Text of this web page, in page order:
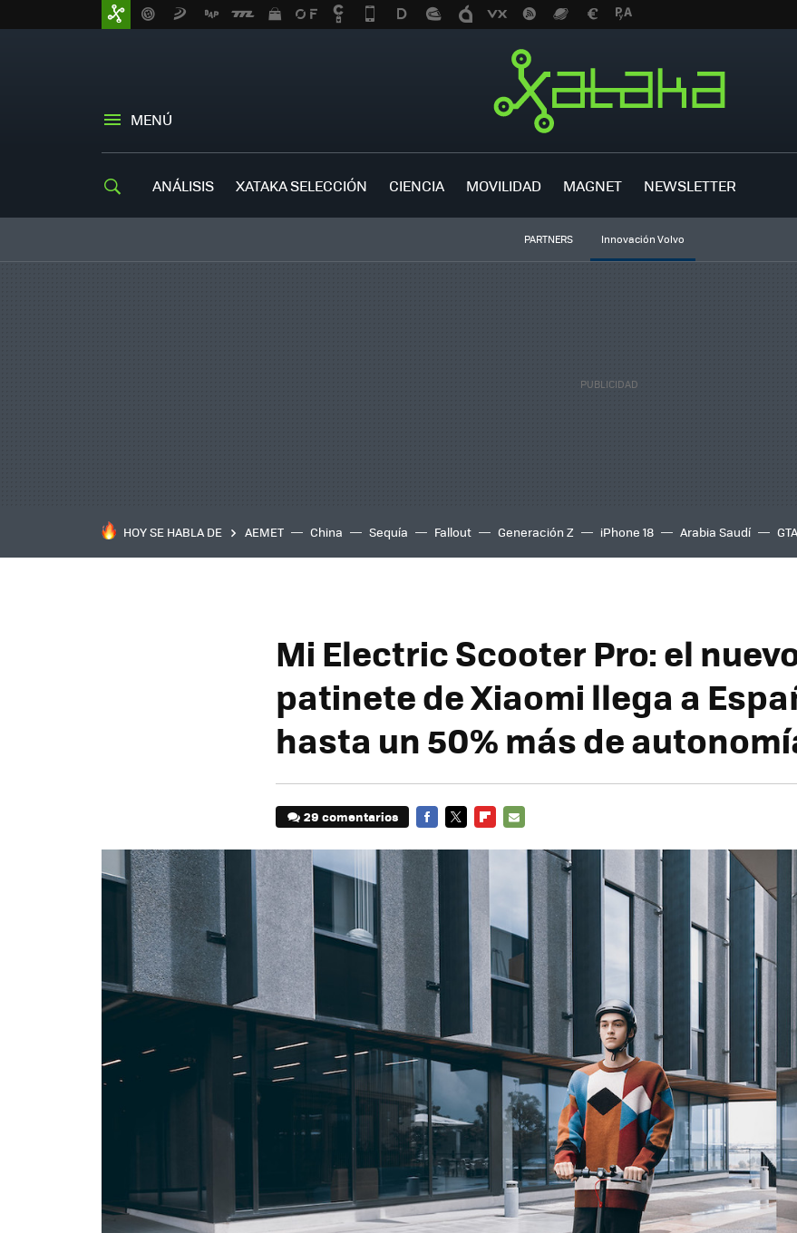
MENÚ
ANÁLISIS XATAKA SELECCIÓN CIENCIA MOVILIDAD MAGNET NEWSLETTER
PARTNERS Innovación Volvo
HOY SE HABLA DE AEMET China Sequía Fallout Generación Z iPhone 18 Arabia Saudí
Mi Electric Scooter Pro: el
patinete de Xiaomi llega a
hasta un 50% más de
29 comentarios
MAIL